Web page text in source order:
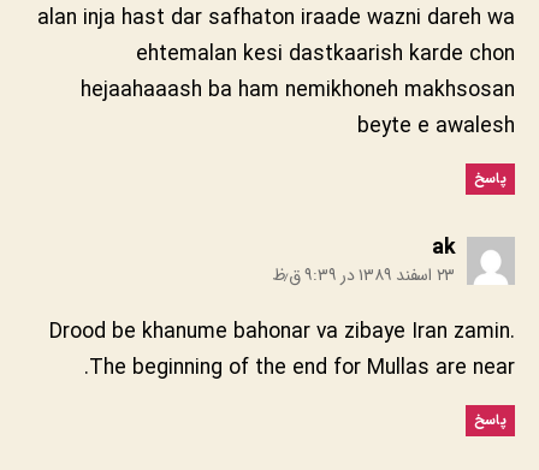
alan inja hast dar safhaton iraade wazni dareh wa
ehtemalan kesi dastkaarish karde chon
hejaahaaash ba ham nemikhoneh makhsosan
beyte e awalesh
پاسخ
ak
۲۳ اسفند ۱۳۸۹ در ۹:۳۹ ق٫ظ
Drood be khanume bahonar va zibaye Iran zamin.
The beginning of the end for Mullas are near.
پاسخ